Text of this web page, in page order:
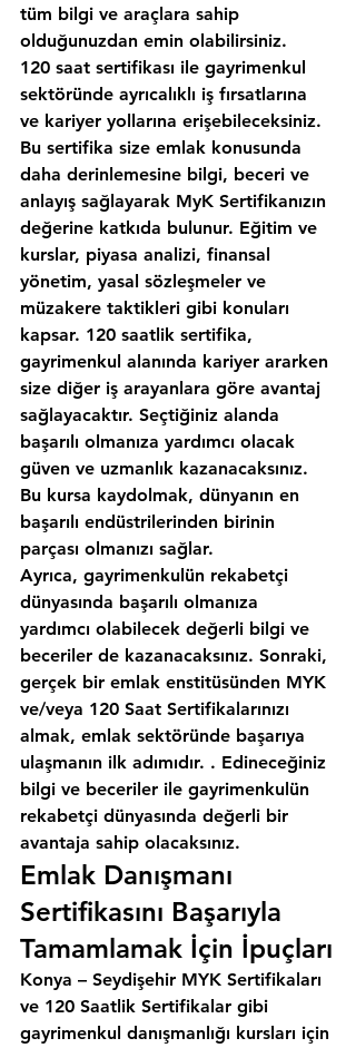
tüm bilgi ve araçlara sahip
olduğunuzdan emin olabilirsiniz.
120 saat sertifikası ile gayrimenkul
sektöründe ayrıcalıklı iş fırsatlarına
ve kariyer yollarına erişebileceksiniz.
Bu sertifika size emlak konusunda
daha derinlemesine bilgi, beceri ve
anlayış sağlayarak MyK Sertifikanızın
değerine katkıda bulunur. Eğitim ve
kurslar, piyasa analizi, finansal
yönetim, yasal sözleşmeler ve
müzakere taktikleri gibi konuları
kapsar. 120 saatlik sertifika,
gayrimenkul alanında kariyer ararken
size diğer iş arayanlara göre avantaj
sağlayacaktır. Seçtiğiniz alanda
başarılı olmanıza yardımcı olacak
güven ve uzmanlık kazanacaksınız.
Bu kursa kaydolmak, dünyanın en
başarılı endüstrilerinden birinin
parçası olmanızı sağlar.
Ayrıca, gayrimenkulün rekabetçi
dünyasında başarılı olmanıza
yardımcı olabilecek değerli bilgi ve
beceriler de kazanacaksınız. Sonraki,
gerçek bir emlak enstitüsünden MYK
ve/veya 120 Saat Sertifikalarınızı
almak, emlak sektöründe başarıya
ulaşmanın ilk adımıdır. . Edineceğiniz
bilgi ve beceriler ile gayrimenkulün
rekabetçi dünyasında değerli bir
avantaja sahip olacaksınız.
Emlak Danışmanı
Sertifikasını Başarıyla
Tamamlamak İçin İpuçları
Konya – Seydişehir MYK Sertifikaları
ve 120 Saatlik Sertifikalar gibi
gayrimenkul danışmanlığı kursları için